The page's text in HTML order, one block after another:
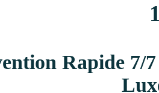
Rapide 7/